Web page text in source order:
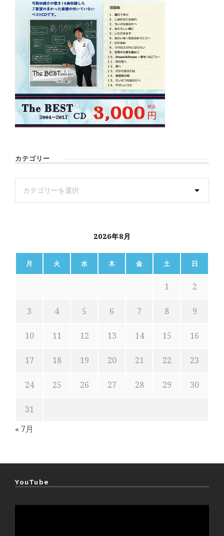
カテゴリー
2026年8月
月 火 水 木 金 土 日
1 2
3 4 5 6 7 8 9
10 11 12 13 14 15 16
17 18 19 20 21 22 23
24 25 26 27 28 29 30
31
« 7月
YouTube